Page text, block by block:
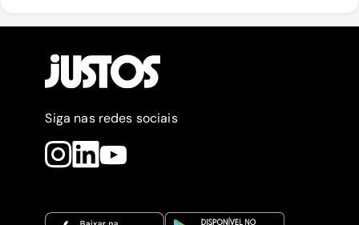
Siga nas redes sociais